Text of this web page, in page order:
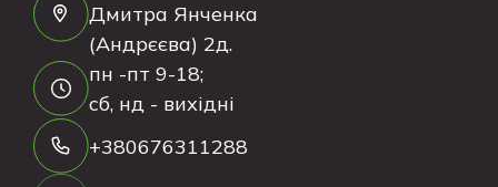
Дмитра Янченка
(Андрєєва) 2д.
пн -пт 9-18;
сб, нд - вихідні
+380676311288